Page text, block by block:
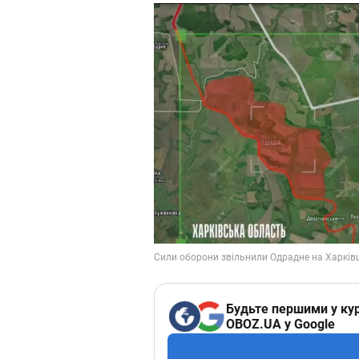
Будьте першими у
OBOZ.UA у Google